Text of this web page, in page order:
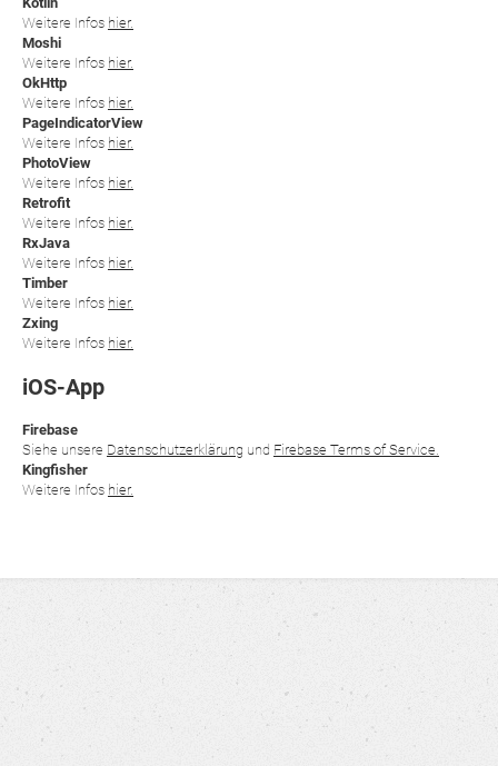
Weitere Infos hier.
Moshi
Weitere Infos hier.
OkHttp
Weitere Infos hier.
PageIndicatorView
Weitere Infos hier.
PhotoView
Weitere Infos hier.
Retrofit
Weitere Infos hier.
RxJava
Weitere Infos hier.
Timber
Weitere Infos hier.
Zxing
Weitere Infos hier.
iOS-App
Firebase
Siehe unsere Datenschutzerklärung und Firebase Terms of Service.
Kingfisher
Weitere Infos hier.